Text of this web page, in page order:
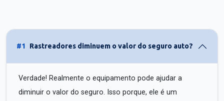
#1 Rastreadores diminuem o valor do seguro auto?
Verdade! Realmente o equipamento pode ajudar a
diminuir o valor do seguro. Isso porque, ele é um